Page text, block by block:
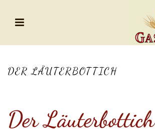
DER LÄUTERBOTTICH
Der Läuterbottich